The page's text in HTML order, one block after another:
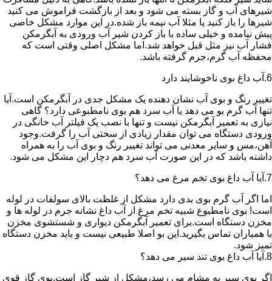
شیرهای آب و گاز بسته می شود و بعد از بازگشت فراموش می کنید
شیرها را باز کنید یا مثلا آب نیمه باز شده.در این موارد مشکل خاصی
پیش نیامده و خیلی ساده با باز کردن شیر آب ورودی به آبگرمکن
فشار آب نیز مثل قبل خواهد شد.اما مشکل اصلی وقتی است که
محفظه آب گرم،جرم گرفته باشد.
6.آب داغ بوی ناخوشایند دارد
تغییر رنگ و بوی آب نشان دهنده یک مشکل جدی در آبگرمکن است.آیا
تنها آب گرم بو می دهد یا آب سرد هم بوی نامطبوعی دارد؟ گاهی
نیازی به تعمیر آبگرمکن نیست و تنها با نصب یک فیلتر آب خانگی در
ورودی دستگاه می توان مقدار زیادی از سختی آب را گرفت.وجود
آهن،مس و سایر معدنی می تواند تغییر رنگ و بوی آب را به همراه
داشته باشد که در این صورت آب سرد هم دچار این مشکل می شود.
7.آیا آب داغ بوی تخم مرغ می دهد؟
اما اگر آب گرم بوی بدی دارد مشکل از غلظت بالای سولفات در لوله
است! بوی نامطبوع شبیه تخم مرغ از آب داغ نشانه جرم در لوله ها و
مخزن دستگاه است.برای تعمیر آبگرمکن دیواری و شستشوی مخزن
با همیاران تماس بگیرید.این بو اصلا طبیعی نیست و باید مخزن دستگاه
تمیز شود.
8.آیا آب داغ بوی تند سیر می دهد؟
اگر بوی سیر به مشام می رسد،مشکل از شیر گاز است.بوی گاز قوی